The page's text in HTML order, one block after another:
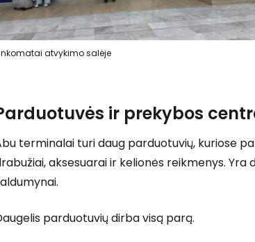
atvykimo salėje
ir prekybos
terminalai turi daug parduotuvių, kuriose
aksesuarai ir kelionės reikmenys.
parduotuvių dirba visą parą.